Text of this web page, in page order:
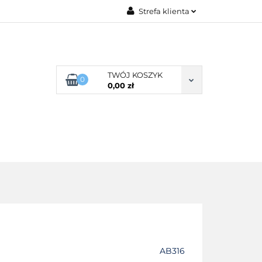
Strefa klienta
Dodaj zgłoszenie
0
TWÓJ KOSZYK
0,00 zł
AB316